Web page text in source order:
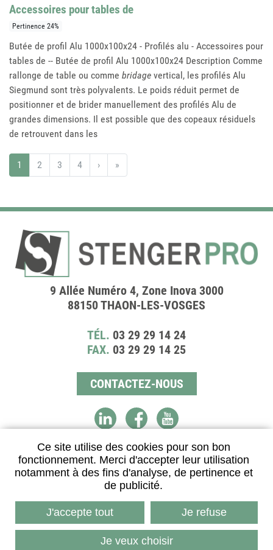
Ce site utilise des cookies pour son bon
fonctionnement. Merci d'accepter leur utilisation
notamment à des fins d'analyse, de pertinence et
de publicité.
J'accepte tout Je refuse
Je veux choisir
Accessoires pour tables de
Pertinence 24%
Butée de profil Alu 1000x100x24 - Profilés alu - Accessoires pour
tables de -- Butée de profil Alu 1000x100x24 Description Comme
rallonge de table ou comme bridage vertical, les profilés Alu
Siegmund sont très polyvalents. Le poids réduit permet de
positionner et de brider manuellement des profilés Alu de
grandes dimensions. Il est possible que des copeaux résiduels
de retrouvent dans les
1 2 3 4 › »
9 Allée Numéro 4, Zone Inova 3000
88150 THAON-LES-VOSGES
TÉL. 03 29 29 14 24
FAX. 03 29 29 14 25
CONTACTEZ-NOUS
DISTRIBUTEUR AGRÉÉ
Imaginé parNeftis- CMS :Flexit